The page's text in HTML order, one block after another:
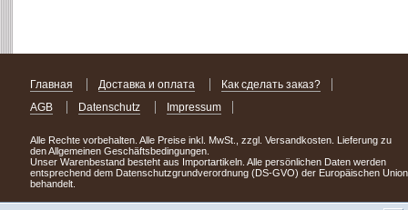
Главная Доставка и оплата
Как сделать заказ?
AGB
Datenschutz Impressum
Alle Rechte vorbehalten. Alle Preise inkl. MwSt., zzgl. Versandkosten. Lieferung zu
den Allgemeinen Geschäftsbedingungen.
Unser Warenbestand besteht aus Importartikeln. Alle persönlichen Daten werden
entsprechend dem Datenschutzgrundverordnung (DS-GVO) der Europäischen Union
behandelt.
Сделав заказ сегодня, уже через день или два Вы можете стать обладателем